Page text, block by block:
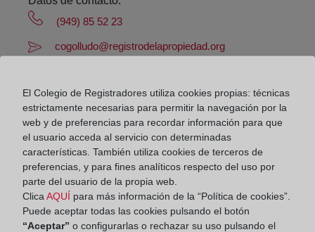
(949) 85 52 23
cogolludo@registrodelapropiedad.org
José Antonio Gómez Dueñas
Delegado de Protección de Datos:
dpo@corpme.es
Otros municipios incluidos en el
distrito hipotecario
El Colegio de Registradores utiliza cookies propias: técnicas
estrictamente necesarias para permitir la navegación por la
web y de preferencias para recordar información para que
el usuario acceda al servicio con determinadas
características. También utiliza cookies de terceros de
preferencias, y para fines analíticos respecto del uso por
parte del usuario de la propia web.
Clica AQUÍ para más información de la “Política de cookies”.
Puede aceptar todas las cookies pulsando el botón
“Aceptar” o configurarlas o rechazar su uso pulsando el